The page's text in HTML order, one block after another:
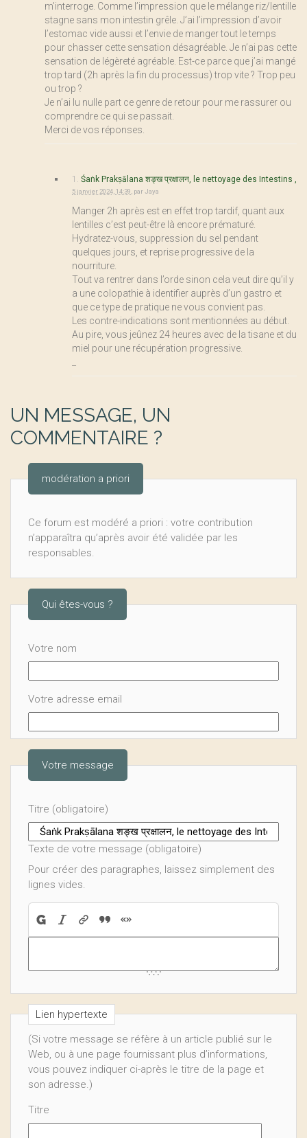
m’interroge. Comme l’impression que le mélange riz/lentille
stagne sans mon intestin grêle. J’ai l’impression d’avoir
l’estomac vide aussi et l’envie de manger tout le temps
pour chasser cette sensation désagréable. Je n’ai pas cette
sensation de légèreté agréable. Est-ce parce que j’ai mangé
trop tard (2h après la fin du processus) trop vite ? Trop peu
ou trop ?
Je n’ai lu nulle part ce genre de retour pour me rassurer ou
comprendre ce qui se passait.
Merci de vos réponses.
1. Śaṅk Prakṣālana शङ्ख प्रक्षालन, le nettoyage des Intestins ,
5 janvier 2024, 14:39 parJaya
Manger 2h après est en effet trop tardif, quant aux
lentilles c’est peut-être là encore prématuré.
Hydratez-vous, suppression du sel pendant
quelques jours, et reprise progressive de la
nourriture.
Tout va rentrer dans l’orde sinon cela veut dire qu’il y
a une colopathie à identifier auprès d’un gastro et
que ce type de pratique ne vous convient pas.
Les contre-indications sont mentionnées au début.
Au pire, vous jeûnez 24 heures avec de la tisane et du
miel pour une récupération progressive.
UN MESSAGE, UN
COMMENTAIRE ?
modération a priori
Ce forum est modéré a priori : votre contribution
n’apparaîtra qu’après avoir été validée par les
responsables.
Qui êtes-vous ?
Votre nom
Votre adresse email
Votre message
Titre (obligatoire)
Texte de votre message (obligatoire)
Pour créer des paragraphes, laissez simplement des
lignes vides.
Lien hypertexte
(Si votre message se réfère à un article publié sur le
Web, ou à une page fournissant plus d’informations,
vous pouvez indiquer ci-après le titre de la page et
son adresse.)
Titre